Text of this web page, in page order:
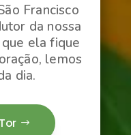
Francisco
da nossa
ela fique
lemos
dia.